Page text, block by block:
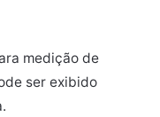
medição de
ser exibido